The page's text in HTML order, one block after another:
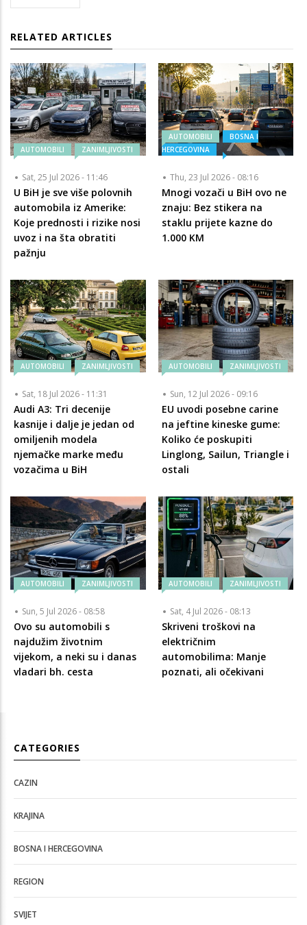
RELATED ARTICLES
AUTOMOBILI ZANIMLJIVOSTI
Sat, 25 Jul 2026 - 11:46
U BiH je sve više polovnih
automobila iz Amerike:
Koje prednosti i rizike nosi
uvoz i na šta obratiti
pažnju
AUTOMOBILI
BOSNA I
HERCEGOVINA
Thu, 23 Jul 2026 - 08:16
Mnogi vozači u BiH ovo ne
znaju: Bez stikera na
staklu prijete kazne do
1.000 KM
AUTOMOBILI ZANIMLJIVOSTI
Sat, 18 Jul 2026 - 11:31
Audi A3: Tri decenije
kasnije i dalje je jedan od
omiljenih modela
njemačke marke među
vozačima u BiH
AUTOMOBILI ZANIMLJIVOSTI
Sun, 12 Jul 2026 - 09:16
EU uvodi posebne carine
na jeftine kineske gume:
Koliko će poskupiti
Linglong, Sailun, Triangle i
ostali
AUTOMOBILI ZANIMLJIVOSTI
Sun, 5 Jul 2026 - 08:58
Ovo su automobili s
najdužim životnim
vijekom, a neki su i danas
vladari bh. cesta
AUTOMOBILI ZANIMLJIVOSTI
Sat, 4 Jul 2026 - 08:13
Skriveni troškovi na
električnim
automobilima: Manje
poznati, ali očekivani
CATEGORIES
CAZIN
KRAJINA
BOSNA I HERCEGOVINA
REGION
SVIJET